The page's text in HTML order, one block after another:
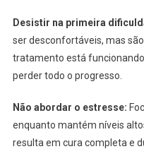
Desistir na primeira
ser desconfortáveis, mas
tratamento está
perder todo o progresso.
Não abordar o estresse:
enquanto mantém níveis
resulta em cura completa e